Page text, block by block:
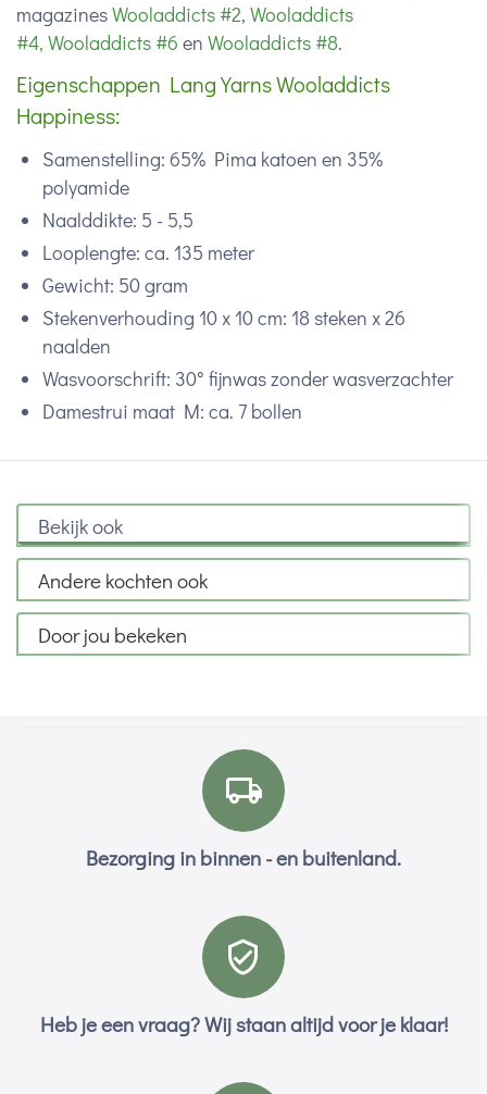
magazinesWooladdicts #2, Wooladdicts
#4, Wooladdicts #6 en Wooladdicts #8.
Eigenschappen Lang Yarns Wooladdicts
Happiness:
Samenstelling: 65% Pima katoen en 35%
polyamide
Naalddikte: 5 - 5,5
Looplengte: ca. 135 meter
Gewicht: 50 gram
Stekenverhouding 10 x 10 cm: 18 steken x 26
naalden
Wasvoorschrift: 30° fijnwas zonder wasverzachter
Damestrui maat M: ca. 7 bollen
Bekijk ook
Andere kochten ook
Door jou bekeken
Bezorging in binnen - en buitenland.
Heb je een vraag? Wij staan altijd voor je klaar!